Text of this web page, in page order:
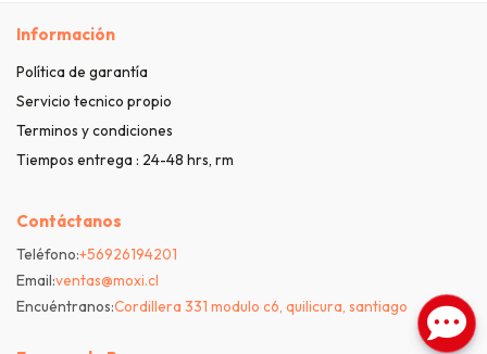
Información
Política de garantía
Servicio tecnico propio
Terminos y condiciones
Tiempos entrega : 24-48 hrs, rm
Contáctanos
Teléfono:+56926194201
Email:ventas@moxi.cl
Encuéntranos:Cordillera 331 modulo c6, quilicura, santiago